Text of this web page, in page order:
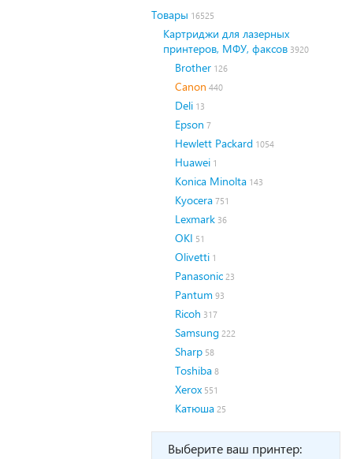
Товары 16525
Картриджи для лазерных
принтеров, МФУ, факсов 3920
Brother 126
Canon 440
Deli 13
Epson 7
Hewlett Packard 1054
Huawei 1
Konica Minolta 143
Kyocera 751
Lexmark 36
OKI 51
Olivetti 1
Panasonic 23
Pantum 93
Ricoh 317
Samsung 222
Sharp 58
Toshiba 8
Xerox 551
Катюша 25
Выберите ваш принтер: